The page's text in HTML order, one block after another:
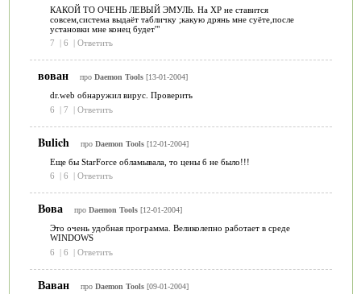
КАКОЙ ТО ОЧЕНЬ ЛЕВЫЙ ЭМУЛЬ. На ХР не ставится
совсем,система выдаёт табличку ;какую дрянь мне суёте,после
установки мне конец будет'"
7
| 6 | Ответить
вован про Daemon Tools [13-01-2004]
dr.web обнаружил вирус. Проверить
6
| 7 | Ответить
Bulich про Daemon Tools [12-01-2004]
Еще бы StarForce обламывала, то цены б не было!!!
6
| 6 | Ответить
Вова про Daemon Tools [12-01-2004]
Это очень удобная программа. Великолепно работает в среде
WINDOWS
6
| 6 | Ответить
Ваван про Daemon Tools [09-01-2004]